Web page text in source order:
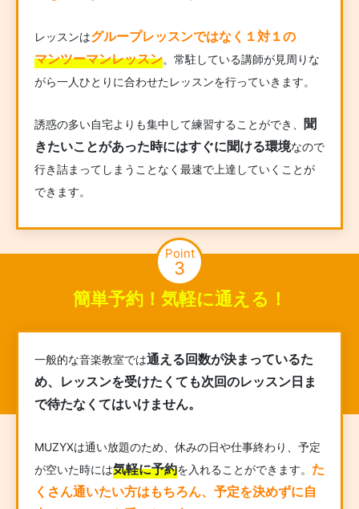
レッスンはグループレッスンではなく１対１の
マンツーマンレッスン。常駐している講師が見周りな
がら一人ひとりに合わせたレッスンを行っていきます。
誘惑の多い自宅よりも集中して練習することができ、
聞
きたいことがあった時にはすぐに聞ける環境なので
行き詰まってしまうことなく最速で上達していくことが
できます。
Point
3
簡単予約！気軽に通える！
一般的な音楽教室では通える回数が決まっているた
め、レッスンを受けたくても次回のレッスン日ま
で待たなくてはいけません。
MUZYXは通い放題のため、休みの日や仕事終わり、予定
が空いた時には気軽に予約を入れることができます。 た
くさん通いたい方はもちろん、予定を決めずに自